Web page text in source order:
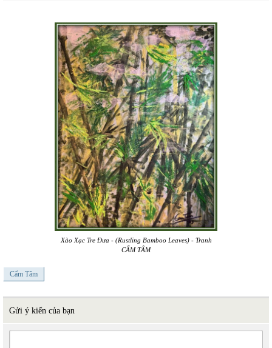
Xào Xạc Tre Đưa - (Rustling Bamboo Leaves) - Tranh
CẨM TÂM
Cẩm Tâm
Gửi ý kiến của bạn